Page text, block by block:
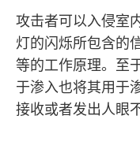
攻击者可以入侵室
灯的闪烁所包含的
等的工作原理。至
于渗入也将其用于
接收或者发出人眼